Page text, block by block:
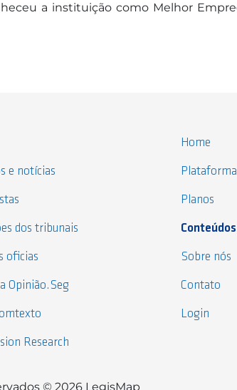
a instituição como Melhor
e notícias
dos tribunais
oficias
Opinião.Seg
Research
Home
Plataforma
Planos
Conteúdos
Sobre nós
Contato
Login
© 2026 LegisMap